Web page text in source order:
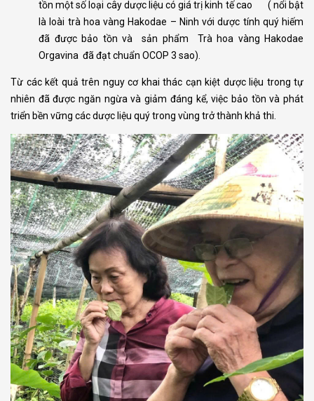
tồn một số loại cây dược liệu có giá trị kinh tế cao ( nổi bật
là loài trà hoa vàng Hakodae – Ninh với dược tính quý hiếm
đã được bảo tồn và sản phẩm Trà hoa vàng Hakodae
Orgavina đã đạt chuẩn OCOP 3 sao).
Từ các kết quả trên nguy cơ khai thác cạn kiệt dược liệu trong tự
nhiên đã được ngăn ngừa và giảm đáng kể, việc bảo tồn và phát
triển bền vững các dược liệu quý trong vùng trở thành khả thi.